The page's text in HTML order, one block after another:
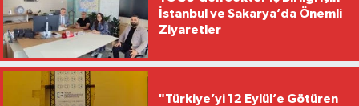
İstanbul ve Sakarya’da Önemli
Ziyaretler
"Türkiye’yi 12 Eylül’e Götüren